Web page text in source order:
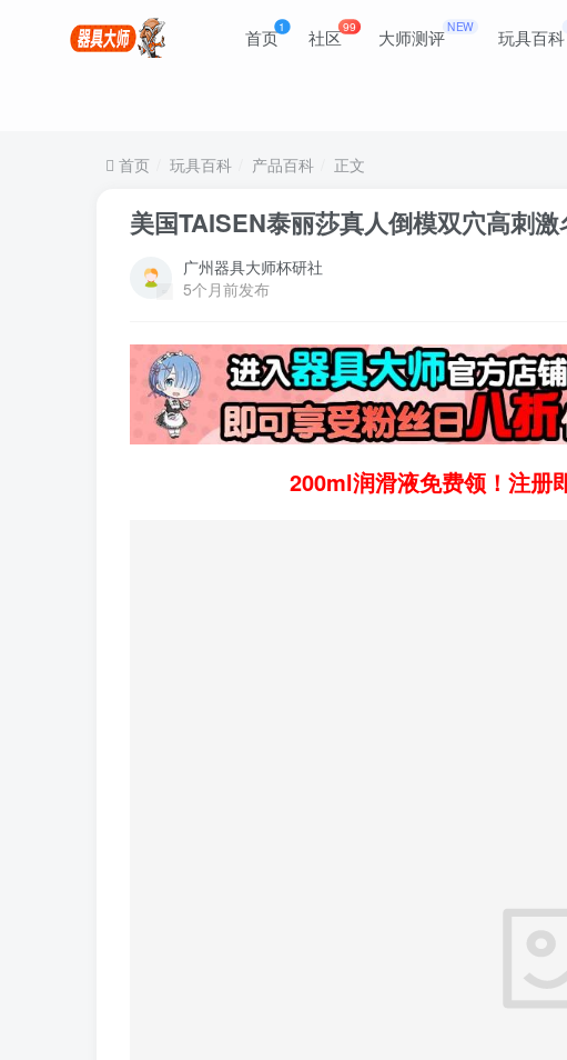
首页1 社区99 大师测评NEW 玩具百科
首页 玩具百科 产品百科 正文
美国TAISEN泰丽莎真人倒模双穴高刺
广州器具大师杯研社
5个月前发布
200ml润滑液免费领！注册